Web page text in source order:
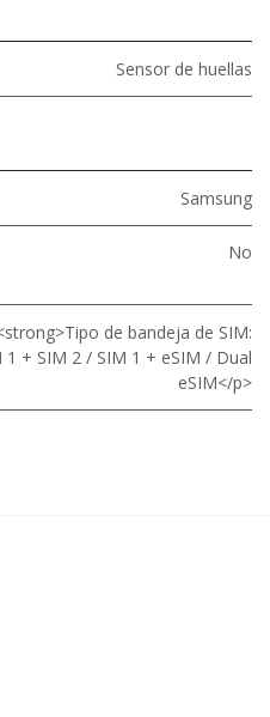
Sensor de huellas
Samsung
No
de bandeja de SIM:
1 + SIM 2 / SIM 1 + eSIM / Dual
eSIM</p>